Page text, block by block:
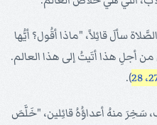
سألَ قائِلاً، "ماذا أقُول؟ أيُّها
أجلِ هذا أتَيتُ إلى هذا العالم.
).
سَخِرَ منهُ أعداؤُهُ قائِلين، "خَلَّصَ